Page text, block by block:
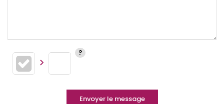
Envoyer le message